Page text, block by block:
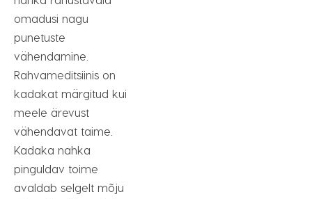
omadusi nagu
punetuste
vähendamine.
Rahvameditsiinis on
kadakat märgitud kui
meele ärevust
vähendavat taime.
Kadaka nahka
pinguldav toime
avaldab selgelt mõju